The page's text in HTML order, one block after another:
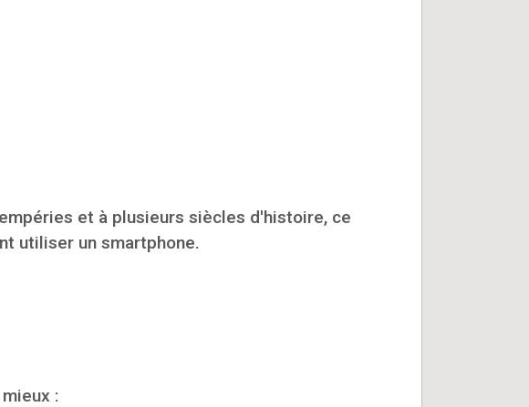
et à plusieurs siècles d'histoire, ce
utiliser un smartphone.
: